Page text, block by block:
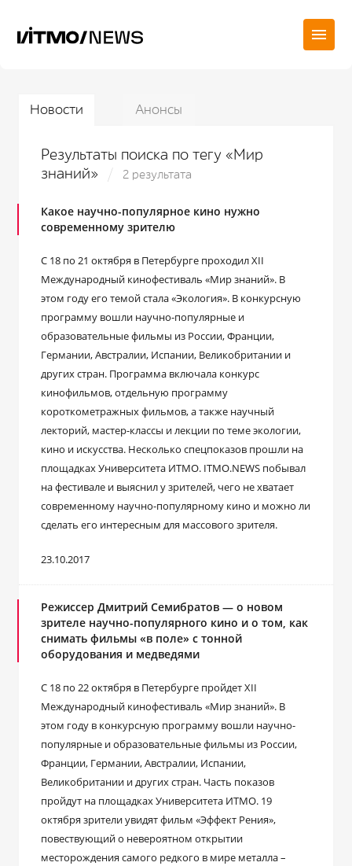
Новости Анонсы
Результаты поиска по тегу «Мир
знаний»
2 результата
Какое научно-популярное кино нужно
современному зрителю
C 18 по 21 октября в Петербурге проходил XII
Международный кинофестиваль «Мир знаний». В
этом году его темой стала «Экология». В конкурсную
программу вошли научно-популярные и
образовательные фильмы из России, Франции,
Германии, Австралии, Испании, Великобритании и
других стран. Программа включала конкурс
кинофильмов, отдельную программу
короткометражных фильмов, а также научный
лекторий, мастер-классы и лекции по теме экологии,
кино и искусства. Несколько спецпоказов прошли на
площадках Университета ИТМО. ITMO.NEWS побывал
на фестивале и выяснил у зрителей, чего не хватает
современному научно-популярному кино и можно ли
сделать его интересным для массового зрителя.
23.10.2017
Режиссер Дмитрий Семибратов — о новом
зрителе научно-популярного кино и о том, как
снимать фильмы «в поле» с тонной
оборудования и медведями
C 18 по 22 октября в Петербурге пройдет XII
Международный кинофестиваль «Мир знаний». В
этом году в конкурсную программу вошли научно-
популярные и образовательные фильмы из России,
Франции, Германии, Австралии, Испании,
Великобритании и других стран. Часть показов
пройдут на площадках Университета ИТМО. 19
октября зрители увидят фильм «Эффект Рения»,
повествующий о невероятном открытии
месторождения самого редкого в мире металла –